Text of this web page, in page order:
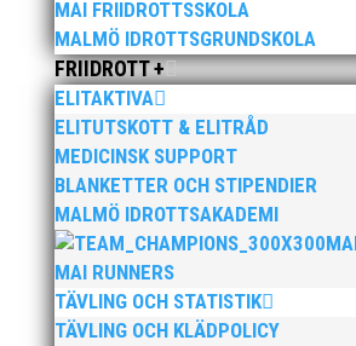
MAI FRIIDROTTSSKOLA
MALMÖ IDROTTSGRUNDSKOLA
FRIIDROTT +
ELITAKTIVA
ELITUTSKOTT & ELITRÅD
MEDICINSK SUPPORT
BLANKETTER OCH STIPENDIER
MALMÖ IDROTTSAKADEMI
MAI RUNNERS
TÄVLING OCH STATISTIK
TÄVLING OCH KLÄDPOLICY
Foto: Hans Wiberg
>>Fler bilder, klicka här!
Publicerat